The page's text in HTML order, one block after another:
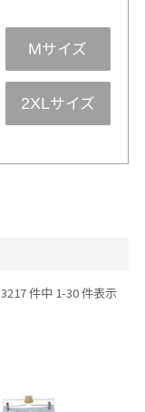
Mサイズ
2XLサイズ
3217 件中 1-30 件表示